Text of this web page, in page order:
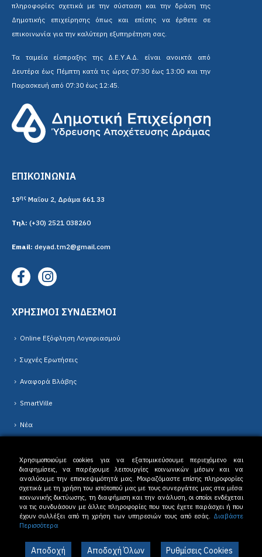
πληροφορίες σχετικά με την σύσταση και την δράση της
Δημοτικής επιχείρησης όπως και επίσης να έρθετε σε
επικοινωνία για την καλύτερη εξυπηρέτηση σας.
Τα ταμεία είσπραξης της Δ.Ε.Υ.Α.Δ. είναι ανοικτά από
Δευτέρα έως Πέμπτη κατά τις ώρες 07:30 έως 13:00 και την
Παρασκευή από 07:30 έως 12:45.
ΕΠΙΚΟΙΝΩΝΙΑ
19ης Μαΐου 2, Δράμα 661 33
Τηλ: (+30) 2521 038260
Email: deyad.tm2@gmail.com
ΧΡΗΣΙΜΟΙ ΣΥΝΔΕΣΜΟΙ
Online Εξόφληση Λογαριασμού
Συχνές Ερωτήσεις
Αναφορά Βλάβης
SmartVille
Νέα
Δ.Ε.Υ.Α. Δράμας © 2023. All Rights Reserved. |Όροι Χρήσης-Πολιτική
Απορρήτου
Χρησιμοποιούμε cookies για να εξατομικεύσουμε περιεχόμενο και
διαφημίσεις, να παρέχουμε λειτουργίες κοινωνικών μέσων και να
αναλύουμε την επισκεψιμότητά μας. Μοιραζόμαστε επίσης πληροφορίες
σχετικά με τη χρήση του ιστότοπού μας με τους συνεργάτες μας στα μέσα
κοινωνικής δικτύωσης, τη διαφήμιση και την ανάλυση, οι οποίοι ενδέχεται
να τις συνδυάσουν με άλλες πληροφορίες που τους έχετε παράσχει ή που
έχουν συλλέξει από τη χρήση των υπηρεσιών τους από εσάς. Διαβάστε
Περισσότερα
Αποδοχή Αποδοχή Όλων Ρυθμίσεις Cookies